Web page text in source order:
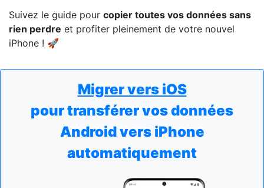
Suivez le guide pour copier toutes vos données sans
rien perdre et profiter pleinement de votre nouvel
iPhone ! 🚀
Migrer vers iOS
pour transférer vos données
Android vers iPhone
automatiquement